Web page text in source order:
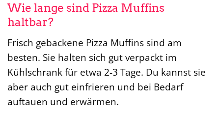
Wie lange sind Pizza Muffins
haltbar?
Frisch gebackene Pizza Muffins sind am
besten. Sie halten sich gut verpackt im
Kühlschrank für etwa 2-3 Tage. Du kannst sie
aber auch gut einfrieren und bei Bedarf
auftauen und erwärmen.